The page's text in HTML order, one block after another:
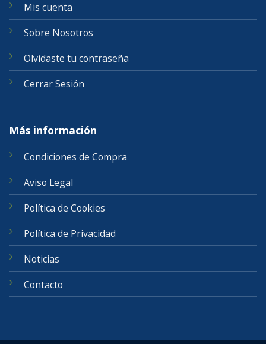
Mis cuenta
Sobre Nosotros
Olvidaste tu contraseña
Cerrar Sesión
Más información
Condiciones de Compra
Aviso Legal
Política de Cookies
Política de Privacidad
Noticias
Contacto